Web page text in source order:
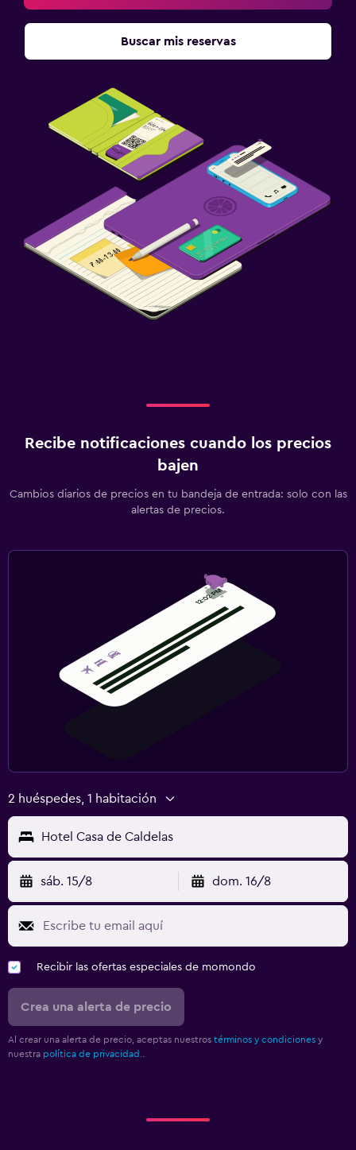
Buscar mis reservas
Recibe notificaciones cuando los precios
bajen
Cambios diarios de precios en tu bandeja de entrada: solo con las
alertas de precios.
2 huéspedes, 1 habitación
Hotel Casa de Caldelas
sáb. 15/8 dom. 16/8
Recibir las ofertas especiales de momondo
Crea una alerta de precio
Al crear una alerta de precio, aceptas nuestros términos y condiciones y
nuestra política de privacidad.